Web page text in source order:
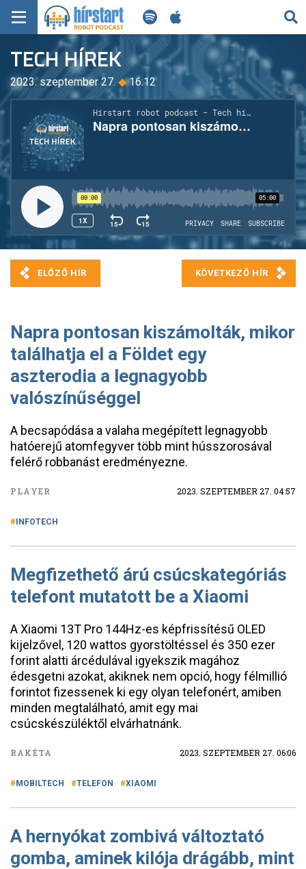
KERESÉS
KEZDŐLAP
FRISS HÍREK
TECH HÍREK
FILM-ZENE-SZÓRAKOZÁS
PLAYLIST
MI AZ A ROBOT PODCAST?
TECH HÍREK
2023. szeptember 27. ◆16:12
Napra pontosan kiszámolták, mikor
találhatja el a Földet egy
aszterodia a legnagyobb
valószínűséggel
A becsapódása a valaha megépített legnagyobb
hatóerejű atomfegyver több mint hússzorosával
felérő robbanást eredményezne.
PLAYER 2023. SZEPTEMBER 27. 04:57
INFOTECH
Megfizethető árú csúcskategóriás
telefont mutatott be a Xiaomi
A Xiaomi 13T Pro 144Hz-es képfrissítésű OLED
kijelzővel, 120 wattos gyorstöltéssel és 350 ezer
forint alatti árcédulával igyekszik magához
édesgetni azokat, akiknek nem opció, hogy félmillió
forintot fizessenek ki egy olyan telefonért, amiben
minden megtalálható, amit egy mai
csúcskészüléktől elvárhatnánk.
RAKÉTA 2023. SZEPTEMBER 27. 06:06
MOBILTECH TELEFON XIAOMI
A hernyókat zombivá változtató
gomba, aminek kilója drágább, mint